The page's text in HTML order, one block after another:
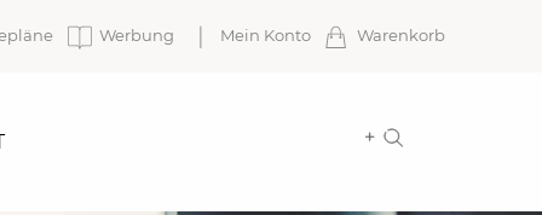
Werbung Mein Konto Warenkorb